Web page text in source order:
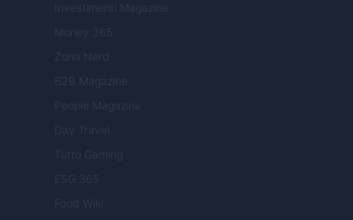
Investimenti Magazine
Money 365
Zona Nerd
B2B Magazine
People Magazine
Day Travel
Tutto Gaming
ESG 365
Food Wiki